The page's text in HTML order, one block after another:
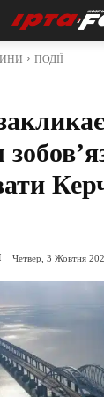
ПОДІЇ
Четвер, 3 Жовтня